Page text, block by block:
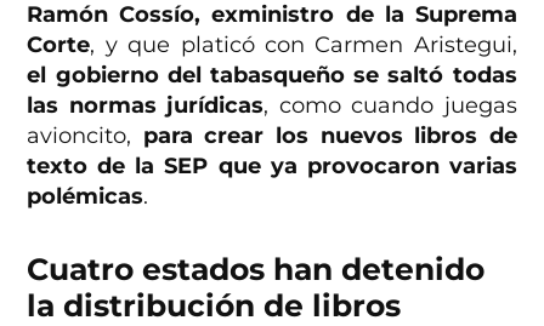
Ramón Cossío, exministro de la Suprema
Corte, y que platicó con Carmen Aristegui,
el gobierno del tabasqueño se saltó todas
las normas jurídicas, como cuando juegas
avioncito, para crear los nuevos libros de
texto de la SEP que ya provocaron varias
polémicas.
Cuatro estados han detenido
la distribución de libros